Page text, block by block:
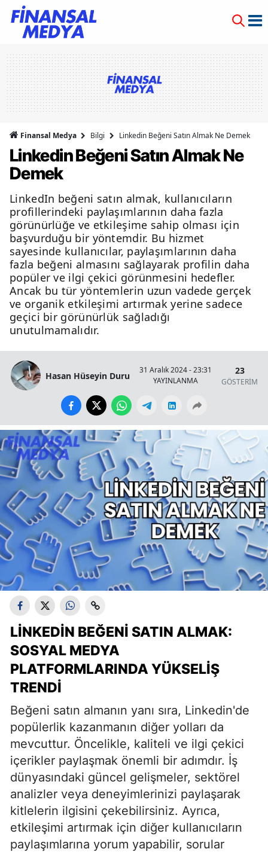
Finansal Medya Bilgi Linkedin Beğeni Satın Almak Ne Demek
Linkedin Beğeni Satın Almak Ne
Demek
LinkedIn beğeni satın almak, kullanıcıların
profillerindeki paylaşımlarının daha fazla
görünürlüğe ve etkileşime sahip olması için
başvurduğu bir yöntemdir. Bu hizmet
sayesinde kullanıcılar, paylaşımlarının daha
fazla beğeni almasını sağlayarak profilin daha
popüler ve ilgi çekici görünmesini hedefler.
Ancak bu tür yöntemlerin uzun vadede gerçek
ve organik etkileşimi artırmak yerine sadece
geçici bir görünürlük sağladığı
unutulmamalıdır.
Hasan Hüseyin Duru
31 Aralık 2024 - 23:31
YAYINLANMA
23
GÖSTERİM
LINKEDIN BEĞENI SATIN ALMAK:
SOSYAL MEDYA
PLATFORMLARINDA YÜKSELIŞ
TRENDI
Beğeni satın almanın yanı sıra, Linkedin'de
popülerlik kazanmanın diğer yolları da
mevcuttur. Öncelikle, kaliteli ve ilgi çekici
içerikler paylaşmak önemli bir adımdır. İş
dünyasındaki güncel gelişmeler, sektörel
analizler veya deneyimlerinizi paylaşarak
kitlelerin ilgisini çekebilirsiniz. Ayrıca,
etkileşimi artırmak için diğer kullanıcıların
paylaşımlarına yorum yapabilir, sorular